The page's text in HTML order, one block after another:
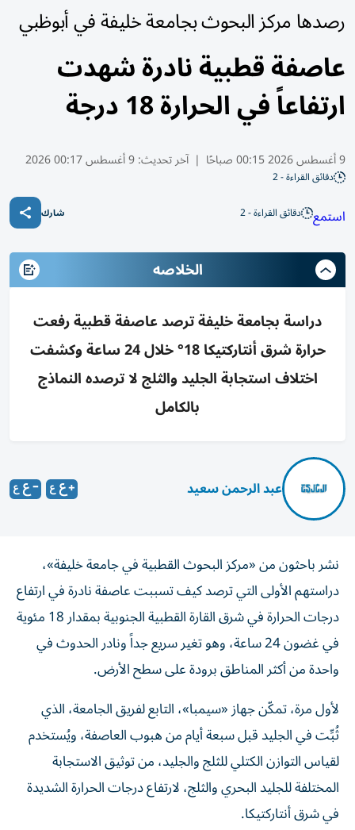
رصدها مركز البحوث بجامعة خليفة في أبوظبي
عاصفة قطبية نادرة شهدت
ارتفاعاً في الحرارة 18 درجة
9 أغسطس 2026 00:15 صباحًا | آخر تحديث:9 أغسطس 00:17 2026
دقائق القراءة - 2
استمع دقائق القراءة - 2 شارك
الخلاصه
دراسة بجامعة خليفة ترصد عاصفة قطبية رفعت
حرارة شرق أنتاركتيكا 18° خلال 24 ساعة وكشفت
اختلاف استجابة الجليد والثلج لا ترصده النماذج
بالكامل
عبد الرحمن سعيد
نشر باحثون من «مركز البحوث القطبية في جامعة خليفة»،
دراستهم الأولى التي ترصد كيف تسببت عاصفة نادرة في ارتفاع
درجات الحرارة في شرق القارة القطبية الجنوبية بمقدار 18 مئوية
في غضون 24 ساعة، وهو تغير سريع جداً ونادر الحدوث في
واحدة من أكثر المناطق برودة على سطح الأرض.
لأول مرة، تمكّن جهاز «سيمبا»، التابع لفريق الجامعة، الذي
ثُبِّت في الجليد قبل سبعة أيام من هبوب العاصفة، ويُستخدم
لقياس التوازن الكتلي للثلج والجليد، من توثيق الاستجابة
المختلفة للجليد البحري والثلج، لارتفاع درجات الحرارة الشديدة
في شرق أنتاركتيكا.